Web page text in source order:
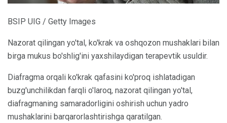
BSIP UIG / Getty Images
Nazorat qilingan yo'tal, ko'krak va oshqozon mushaklari bilan
birga mukus bo'shlig'ini yaxshilaydigan terapevtik usuldir.
Diafragma orqali ko'krak qafasini ko'proq ishlatadigan
buzg'unchilikdan farqli o'laroq, nazorat qilingan yo'tal,
diafragmaning samaradorligini oshirish uchun yadro
mushaklarini barqarorlashtirishga qaratilgan.